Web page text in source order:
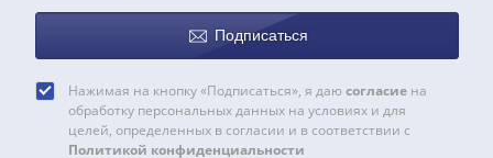
Подписаться
Нажимая на кнопку «Подписаться», я даю согласиена
обработку персональных данных на условиях и для
целей, определенных в согласии и в соответствии с
Политикой конфиденциальности